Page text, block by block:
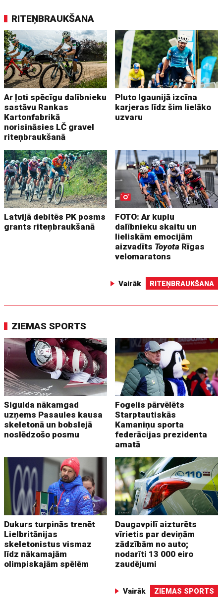
RITEŅBRAUKŠANA
Ar ļoti spēcīgu dalībnieku
sastāvu Rankas
Kartonfabrikā
norisināsies LČ gravel
riteņbraukšanā
Pluto Igaunijā izcīna
karjeras līdz šim lielāko
uzvaru
Latvijā debitēs PK posms
grants riteņbraukšanā
FOTO: Ar kuplu
dalībnieku skaitu un
lieliskām emocijām
aizvadīts Toyota Rīgas
velomaratons
Vairāk RITEŅBRAUKŠANA
ZIEMAS SPORTS
Sigulda nākamgad
uzņems Pasaules kausa
skeletonā un bobslejā
noslēdzošo posmu
Fogelis pārvēlēts
Starptautiskās
Kamaniņu sporta
federācijas prezidenta
amatā
Dukurs turpinās trenēt
Lielbritānijas
skeletonistus vismaz
līdz nākamajām
olimpiskajām spēlēm
Daugavpilī aizturēts
vīrietis par deviņām
zādzībām no auto;
nodarīti 13 000 eiro
zaudējumi
Vairāk ZIEMAS SPORTS